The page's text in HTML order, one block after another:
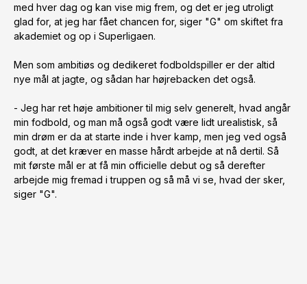
med hver dag og kan vise mig frem, og det er jeg utroligt
glad for, at jeg har fået chancen for, siger "G" om skiftet fra
akademiet og op i Superligaen.
Men som ambitiøs og dedikeret fodboldspiller er der altid
nye mål at jagte, og sådan har højrebacken det også.
- Jeg har ret høje ambitioner til mig selv generelt, hvad angår
min fodbold, og man må også godt være lidt urealistisk, så
min drøm er da at starte inde i hver kamp, men jeg ved også
godt, at det kræver en masse hårdt arbejde at nå dertil. Så
mit første mål er at få min officielle debut og så derefter
arbejde mig fremad i truppen og så må vi se, hvad der sker,
siger "G".